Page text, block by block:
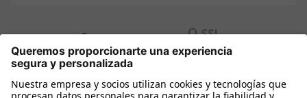
Compra segura con
Más tiendas online